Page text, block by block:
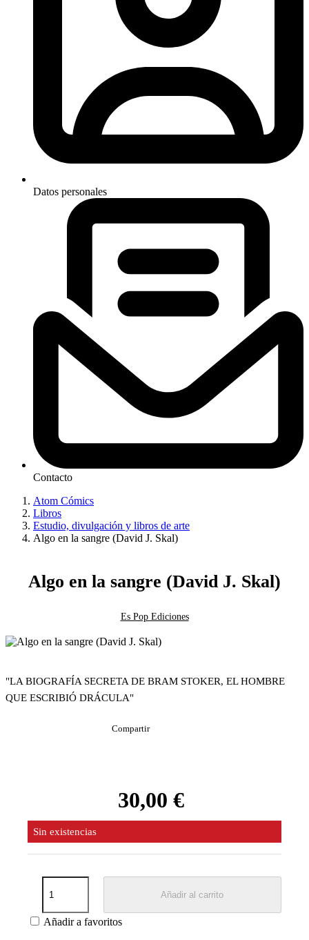
Datos personales
Contacto
Atom Cómics
Libros
Estudio, divulgación y libros de arte
Algo en la sangre (David J. Skal)
Algo en la sangre (David J. Skal)
Es Pop Ediciones
"LA BIOGRAFÍA SECRETA DE BRAM STOKER, EL HOMBRE
QUE ESCRIBIÓ DRÁCULA"
Compartir
30,00 €
Sin existencias
Añadir al carrito
Añadir a favoritos